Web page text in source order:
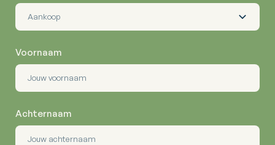
Voornaam
Achternaam